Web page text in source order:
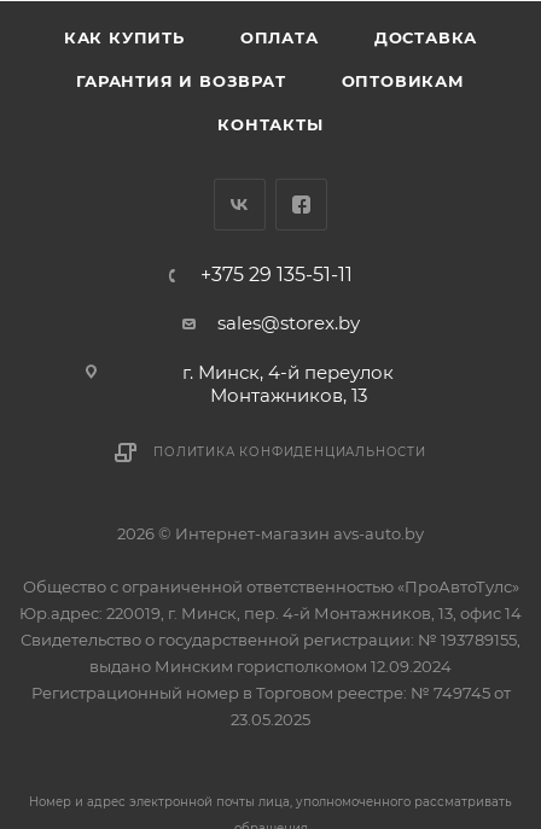
КАК КУПИТЬ ОПЛАТА ДОСТАВКА
ГАРАНТИЯ И ВОЗВРАТ ОПТОВИКАМ
КОНТАКТЫ
+375 29 135-51-11
sales@storex.by
г. Минск, 4-й переулок
Монтажников, 13
ПОЛИТИКА КОНФИДЕНЦИАЛЬНОСТИ
2026 © Интернет-магазин avs-auto.by
Общество с ограниченной ответственностью «ПроАвтоТулс»
Юр.адрес: 220019, г. Минск, пер. 4-й Монтажников, 13, офис 14
Свидетельство о государственной регистрации: № 193789155,
выдано Минским горисполкомом 12.09.2024
Регистрационный номер в Торговом реестре: № 749745 от
23.05.2025
Номер и адрес электронной почты лица, уполномоченного рассматривать